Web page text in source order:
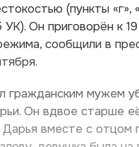
(пункты «г»,
УК). Он приговорён к
сообщили в
гражданским мужем
Он вдвое старше
вместе с отцом